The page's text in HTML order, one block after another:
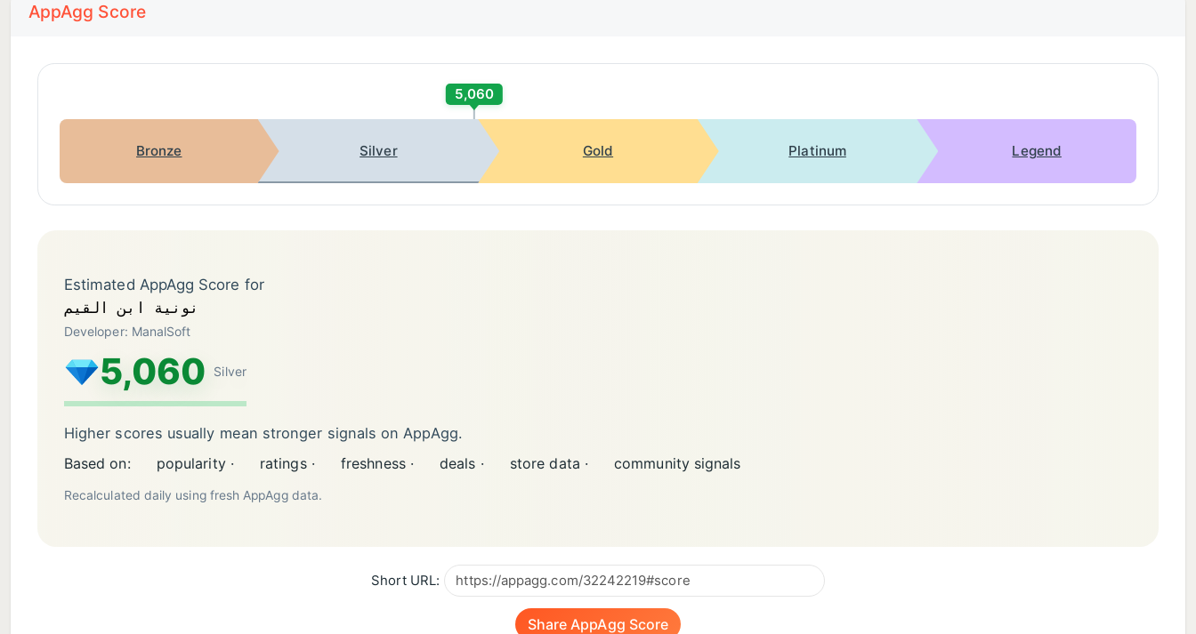
AppAgg Score
5,060
Bronze Silver Gold Platinum Legend
Estimated AppAgg Score for
نونية ابن القيم
Developer: ManalSoft
5,060 Silver
Higher scores usually mean stronger signals on AppAgg.
Based on:
popularity · ratings · freshness · deals · store data · community signals
Recalculated daily using fresh AppAgg data.
Short URL:
Share AppAgg Score